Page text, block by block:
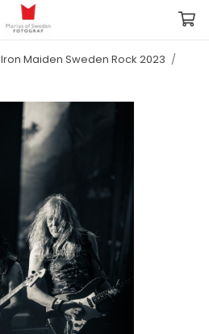
Iron Maiden Sweden Rock 2023 /